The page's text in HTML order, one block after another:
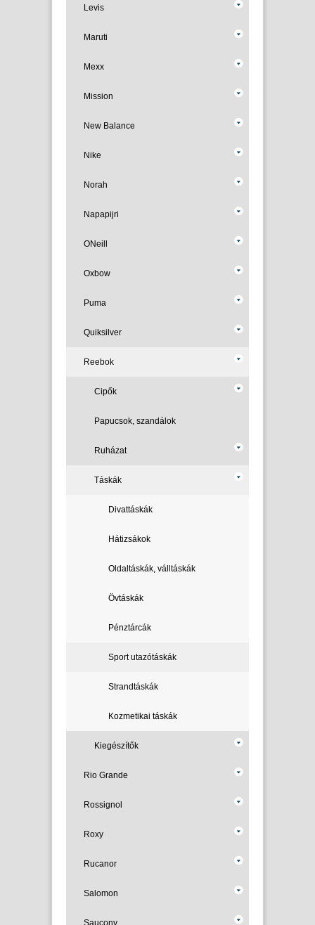
Levis
Maruti
Mexx
Mission
New Balance
Nike
Norah
Napapijri
ONeill
Oxbow
Puma
Quiksilver
Reebok
Cipők
Papucsok, szandálok
Ruházat
Táskák
Divattáskák
Hátizsákok
Oldaltáskák, válltáskák
Övtáskák
Pénztárcák
Sport utazótáskák
Strandtáskák
Kozmetikai táskák
Kiegészítők
Rio Grande
Rossignol
Roxy
Rucanor
Salomon
Saucony